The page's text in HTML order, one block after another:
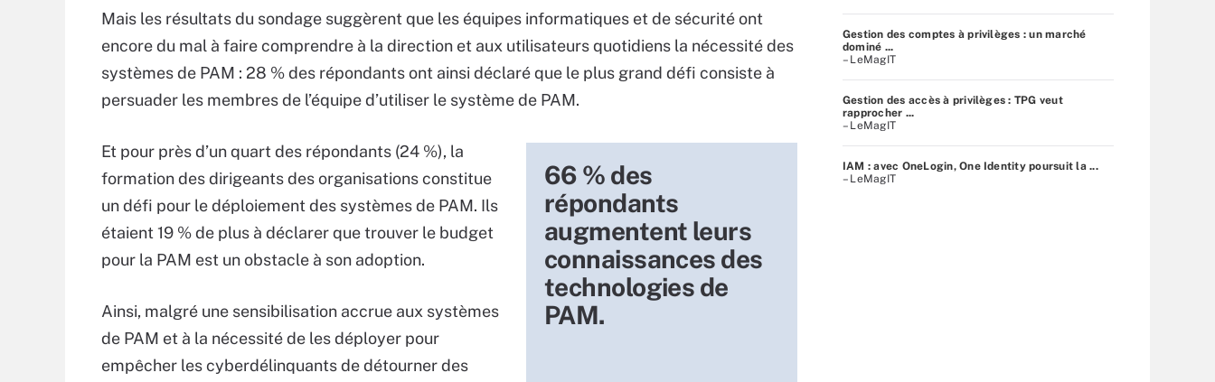
Mais les résultats du sondage suggèrent que les équipes informatiques et de sécurité ont
encore du mal à faire comprendre à la direction et aux utilisateurs quotidiens la nécessité des
systèmes de PAM : 28 % des répondants ont ainsi déclaré que le plus grand défi consiste à
persuader les membres de l’équipe d’utiliser le système de PAM.
66 % des
répondants
augmentent leurs
connaissances des
technologies de
PAM.
Et pour près d’un quart des répondants (24 %), la
formation des dirigeants des organisations constitue
un défi pour le déploiement des systèmes de PAM. Ils
étaient 19 % de plus à déclarer que trouver le budget
pour la PAM est un obstacle à son adoption.
Ainsi, malgré une sensibilisation accrue aux systèmes
de PAM et à la nécessité de les déployer pour
empêcher les cyberdélinquants de détourner des
Gestion des comptes à privilèges : un marché
dominé ...
– LeMagIT
Gestion des accès à privilèges : TPG veut
rapprocher ...
– LeMagIT
IAM : avec OneLogin, One Identity poursuit la ...
– LeMagIT